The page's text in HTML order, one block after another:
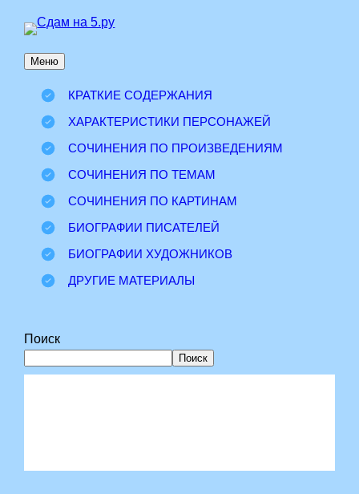
Перейти
содержимому
Меню
КРАТКИЕ СОДЕРЖАНИЯ
ХАРАКТЕРИСТИКИ ПЕРСОНАЖЕЙ
СОЧИНЕНИЯ ПО ПРОИЗВЕДЕНИЯМ
СОЧИНЕНИЯ ПО ТЕМАМ
СОЧИНЕНИЯ ПО КАРТИНАМ
БИОГРАФИИ ПИСАТЕЛЕЙ
БИОГРАФИИ ХУДОЖНИКОВ
ДРУГИЕ МАТЕРИАЛЫ
Поиск
Поиск